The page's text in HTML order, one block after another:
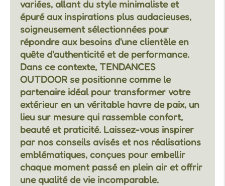
variées, allant du style minimaliste et
épuré aux inspirations plus audacieuses,
soigneusement sélectionnées pour
répondre aux besoins d'une clientèle en
quête d'authenticité et de performance.
Dans ce contexte, TENDANCES
OUTDOOR se positionne comme le
partenaire idéal pour transformer votre
extérieur en un véritable havre de paix, un
lieu sur mesure qui rassemble confort,
beauté et praticité. Laissez-vous inspirer
par nos conseils avisés et nos réalisations
emblématiques, conçues pour embellir
chaque moment passé en plein air et offrir
une qualité de vie incomparable.